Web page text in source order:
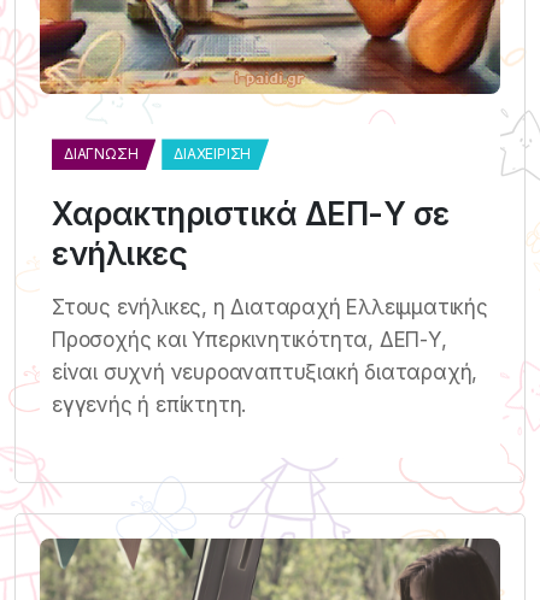
ΔΙΆΓΝΩΣΗ ΔΙΑΧΕΊΡΙΣΗ
Χαρακτηριστικά ΔΕΠ-Υ σε
ενήλικες
Στους ενήλικες, η Διαταραχή Ελλειμματικής
Προσοχής και Υπερκινητικότητα, ΔΕΠ-Υ,
είναι συχνή νευροαναπτυξιακή διαταραχή,
εγγενής ή επίκτητη.